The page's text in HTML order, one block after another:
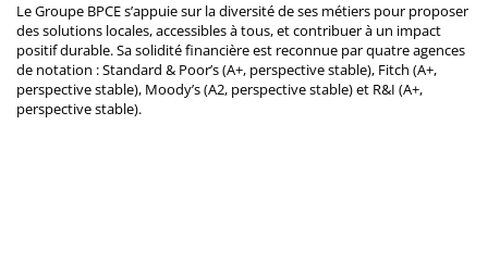
Le Groupe BPCE s’appuie sur la diversité de ses métiers pour proposer
des solutions locales, accessibles à tous, et contribuer à un impact
positif durable. Sa solidité financière est reconnue par quatre agences
de notation : Standard & Poor’s (A+, perspective stable), Fitch (A+,
perspective stable), Moody’s (A2, perspective stable) et R&I (A+,
perspective stable).